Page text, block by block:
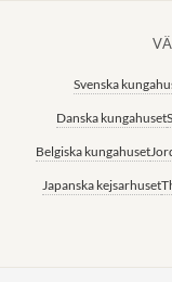
Svenska
Danska kungahuset
Belgiska kungahuset
Japanska kejsarhuset